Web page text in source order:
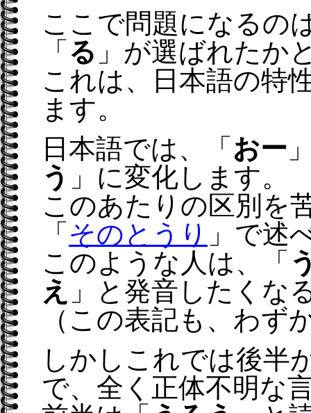
ここで問題になるの
「 る 」が選ばれたか
これは、日本語の特
ます。
日本語では、「 おー
う 」に変化します。
このあたりの区別を
「 そのとうり 」で述
このような人は、「
え 」と発音したくな
（この表記も、わず
しかしこれでは後半
で、全く正体不明な